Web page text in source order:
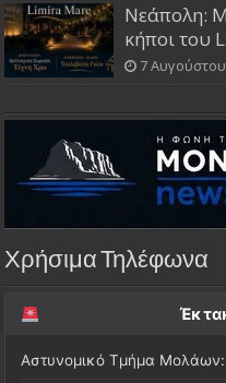
Νεάπολη:
κήποι του
7
Χρήσιμα Τηλέφωνα
Αστυνομικό Τμήμα Μολάων: